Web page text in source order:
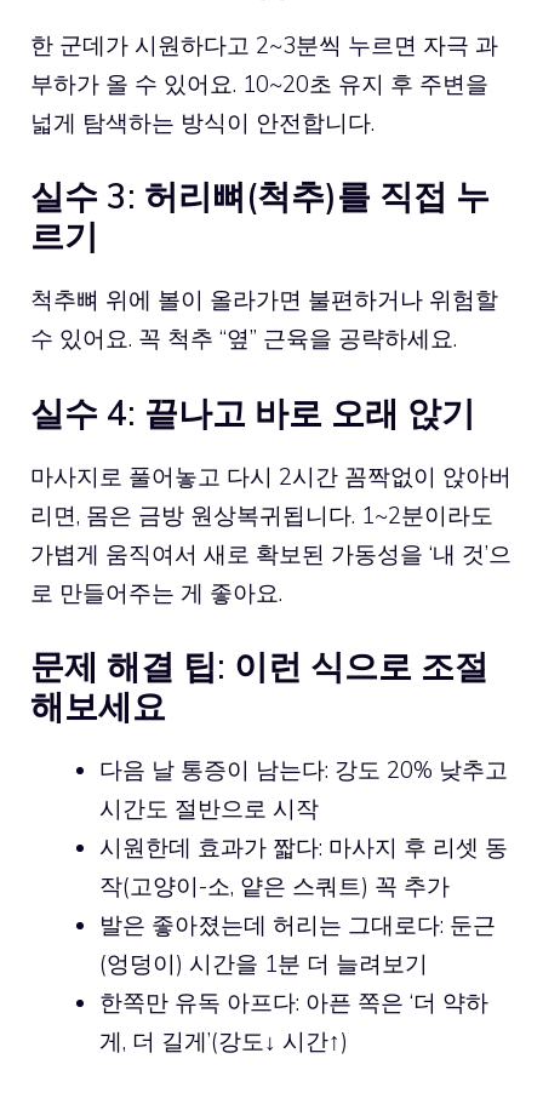
한 군데가 시원하다고 2~3분씩 누르면 자극 과
부하가 올 수 있어요. 10~20초 유지 후 주변을
넓게 탐색하는 방식이 안전합니다.
실수 3: 허리뼈(척추)를 직접 누
르기
척추뼈 위에 볼이 올라가면 불편하거나 위험할
수 있어요. 꼭 척추 “옆” 근육을 공략하세요.
실수 4: 끝나고 바로 오래 앉기
마사지로 풀어놓고 다시 2시간 꼼짝없이 앉아버
리면, 몸은 금방 원상복귀됩니다. 1~2분이라도
가볍게 움직여서 새로 확보된 가동성을 ‘내 것’으
로 만들어주는 게 좋아요.
문제 해결 팁: 이런 식으로 조절
해보세요
다음 날 통증이 남는다: 강도 20% 낮추고
시간도 절반으로 시작
시원한데 효과가 짧다: 마사지 후 리셋 동
작(고양이-소, 얕은 스쿼트) 꼭 추가
발은 좋아졌는데 허리는 그대로다: 둔근
(엉덩이) 시간을 1분 더 늘려보기
한쪽만 유독 아프다: 아픈 쪽은 ‘더 약하
게, 더 길게’(강도↓ 시간↑)